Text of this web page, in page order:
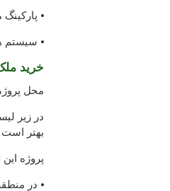
⦁
⦁ سیستم
خرید
محل
در زیر
بهتر
پروژه
⦁ در